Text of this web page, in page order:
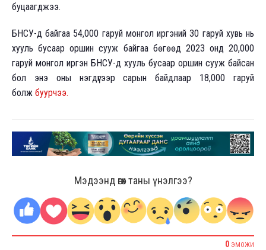
буцаагджээ.
БНСУ-д байгаа 54,000 гаруй монгол иргэний 30 гаруй хувь нь
хууль бусаар оршин сууж байгаа бөгөөд 2023 онд 20,000
гаруй монгол иргэн БНСУ-д хууль бусаар оршин сууж байсан
бол энэ оны нэгдүгээр сарын байдлаар 18,000 гаруй
болж буурчээ.
Мэдээнд өгөх таны үнэлгээ?
0 ЭМОЖИ